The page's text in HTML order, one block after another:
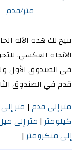
متر/قدم
تتيح لك هذه الآلة
الاتجاه العكسي.
في الصندوق الأول
قدم في الصندوق
متر إلى قدم | متر
كيلومتر | متر إلى
إلى ميكرومتر |